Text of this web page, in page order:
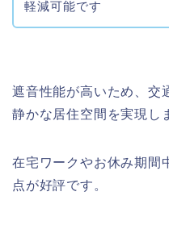
軽減可能です
遮音性能が高いため、交
静かな居住空間を実現し
在宅ワークやお休み期間
点が好評です。